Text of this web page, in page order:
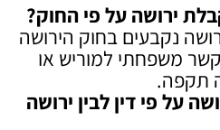
ירושה על פי החוק?
נקבעים בחוק הירושה
קשר משפחתי למוריש או
תקפה.
על פי דין לבין ירושה